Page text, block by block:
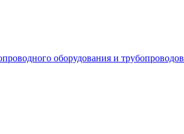
оборудования и трубопроводов